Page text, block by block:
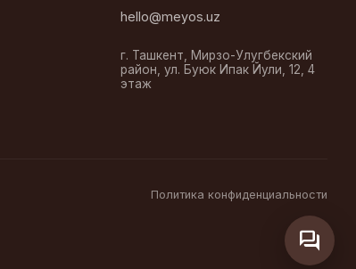
hello@meyos.uz
г. Ташкент, Мирзо-Улугбекский
район, ул. Буюк Ипак Йули, 12, 4
этаж
Политика конфиденциальности
forum